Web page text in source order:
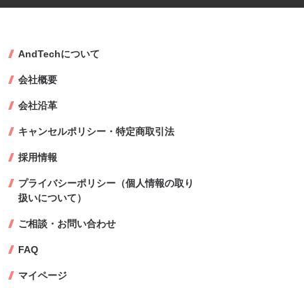
AndTechについて
会社概要
会社沿革
キャンセルポリシー・特定商取引法
採用情報
プライバシーポリシー（個人情報の取り
扱いについて）
ご相談・お問い合わせ
FAQ
マイページ